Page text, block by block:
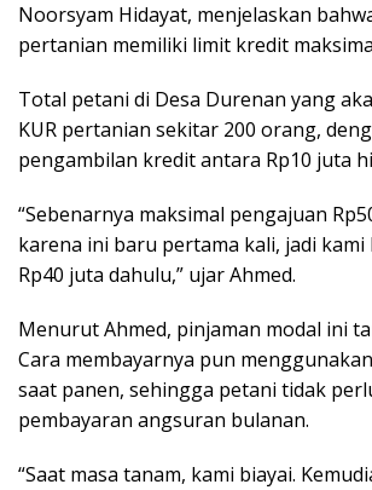
Noorsyam Hidayat, menjelaskan
pertanian memiliki limit kredit
Total petani di Desa Durenan yang
KUR pertanian sekitar 200 orang,
pengambilan kredit antara Rp10 juta
“Sebenarnya maksimal pengajuan
karena ini baru pertama kali, jadi kami
Rp40 juta dahulu,” ujar Ahmed.
Menurut Ahmed, pinjaman modal ini
Cara membayarnya pun
saat panen, sehingga petani tidak
pembayaran angsuran bulanan.
“Saat masa tanam, kami biayai.